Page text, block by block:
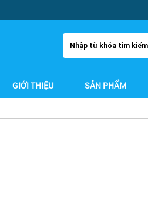
GIỚI THIỆU SẢN PHẨM